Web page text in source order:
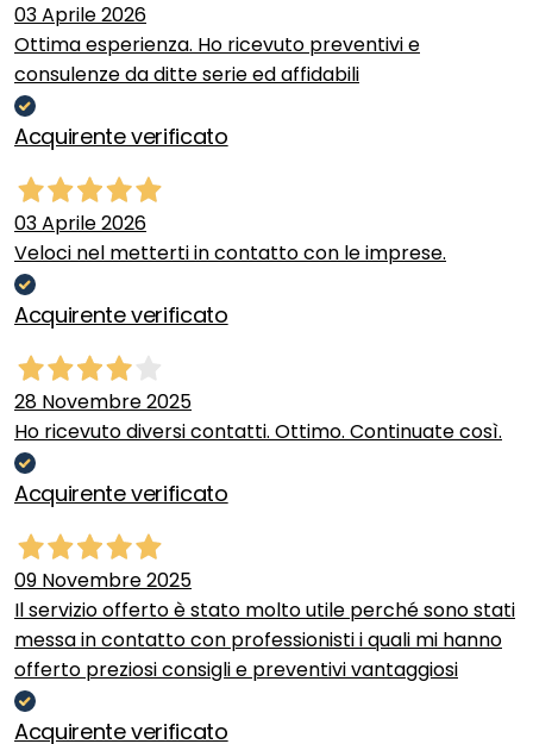
03 Aprile 2026
Ottima esperienza. Ho ricevuto preventivi e
consulenze da ditte serie ed affidabili
Acquirente verificato
03 Aprile 2026
Veloci nel metterti in contatto con le imprese.
Acquirente verificato
28 Novembre 2025
Ho ricevuto diversi contatti. Ottimo. Continuate così.
Acquirente verificato
09 Novembre 2025
Il servizio offerto è stato molto utile perché sono stati
messa in contatto con professionisti i quali mi hanno
offerto preziosi consigli e preventivi vantaggiosi
Acquirente verificato